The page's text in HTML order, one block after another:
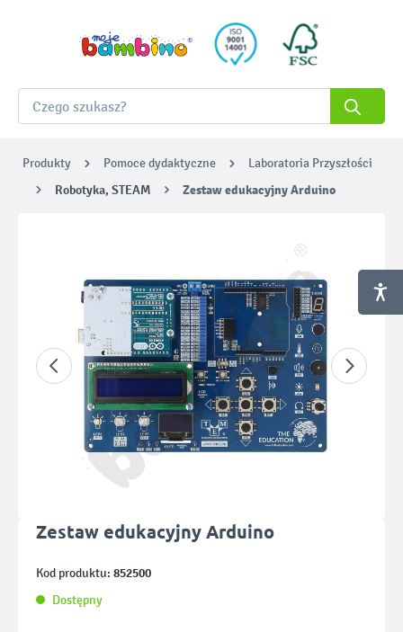
Produkty Pomoce dydaktyczne Laboratoria Przyszłości
Robotyka, STEAM Zestaw edukacyjny Arduino
Zestaw edukacyjny Arduino
Kod produktu: 852500
Dostępny